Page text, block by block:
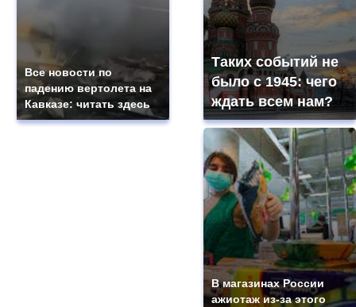
Все новости по
падению вертолета на
Кавказе: читать здесь
Таких событий не
было с 1945: чего
ждать всем нам?
В магазинах России
ажиотаж из-за этого